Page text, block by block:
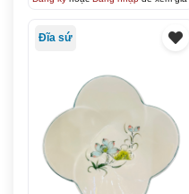
Đĩa sứ